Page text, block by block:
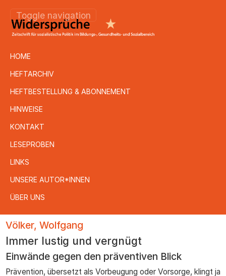
Toggle navigation
HOME
HEFTARCHIV
HEFTBESTELLUNG & ABONNEMENT
HINWEISE
KONTAKT
LESEPROBEN
LINKS
UNSERE AUTOR*INNEN
ÜBER UNS
Direkt
zum
Inhalt
Völker, Wolfgang
Immer lustig und vergnügt
Einwände gegen den präventiven Blick
Prävention, übersetzt als Vorbeugung oder Vorsorge, klingt ja